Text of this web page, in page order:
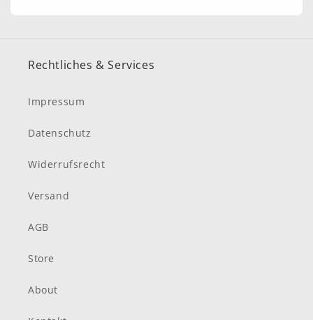
Rechtliches & Services
Impressum
Datenschutz
Widerrufsrecht
Versand
AGB
Store
About